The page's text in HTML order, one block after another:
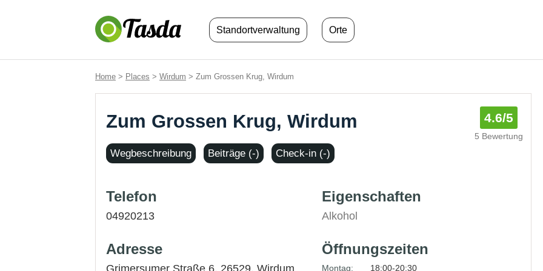
Standortverwaltung Orte
Home > Places > Wirdum > Zum Grossen Krug, Wirdum
Zum Grossen Krug, Wirdum 4.6/5
5 Bewertung
Wegbeschreibung Beiträge (-) Check-in (-)
Telefon
04920213
Adresse
Grimersumer Straße 6, 26529, Wirdum
Eigenschaften
Alkohol
Öffnungszeiten
Montag:
18:00-20:30